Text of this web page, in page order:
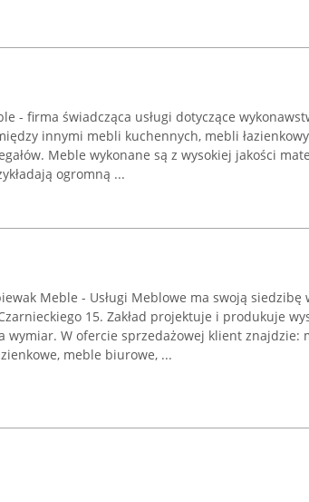
- firma świadcząca usługi dotyczące
innymi mebli kuchennych, mebli
Meble wykonane są z wysokiej jakości
ogromną ...
Meble - Usługi Meblowe ma swoją siedzibę
15. Zakład projektuje i produkuje
wymiar. W ofercie sprzedażowej klient znajdzie:
meble biurowe, ...